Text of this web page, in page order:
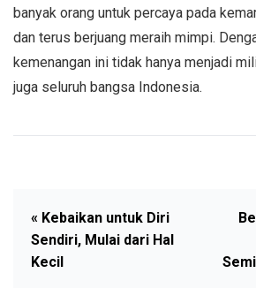
banyak orang untuk percaya pada
dan terus berjuang meraih mimpi.
kemenangan ini tidak hanya menjadi
juga seluruh bangsa Indonesia.
« Kebaikan untuk Diri
Sendiri, Mulai dari Hal
Kecil